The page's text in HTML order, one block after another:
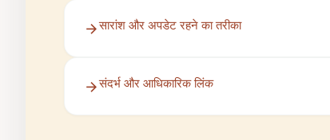
सारांश और अपडेट रहने का तरीका
संदर्भ और आधिकारिक लिंक